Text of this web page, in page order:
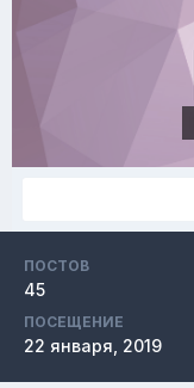
ПОСТОВ
45
ПОСЕЩЕНИЕ
22 января, 2019